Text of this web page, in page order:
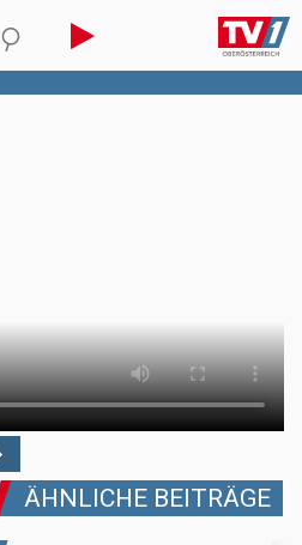
ÄHNLICHE BEITRÄGE